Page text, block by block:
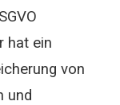
hat ein
von
und